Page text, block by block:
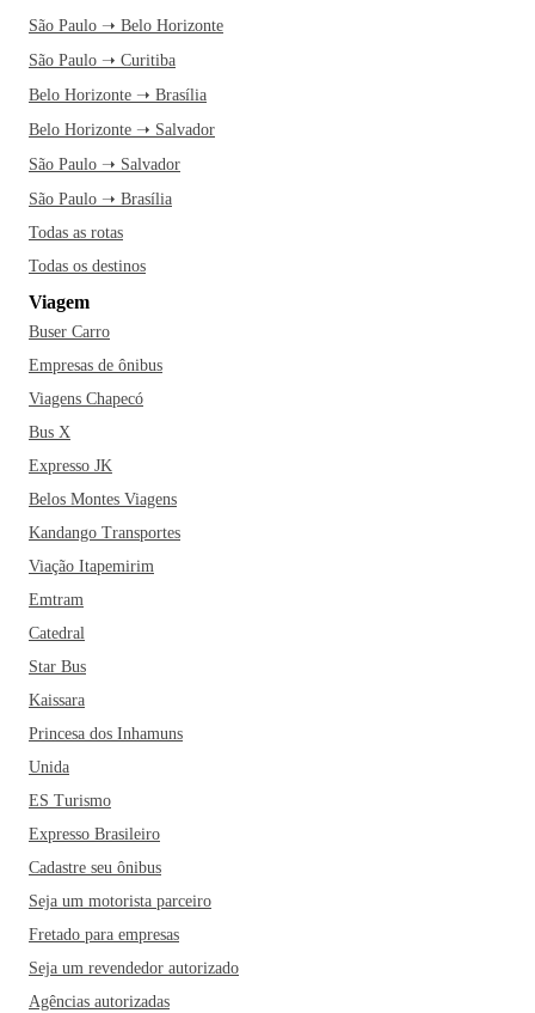
São Paulo ➝ Belo Horizonte
São Paulo ➝ Curitiba
Belo Horizonte ➝ Brasília
Belo Horizonte ➝ Salvador
São Paulo ➝ Salvador
São Paulo ➝ Brasília
Todas as rotas
Todas os destinos
Viagem
Buser Carro
Empresas de ônibus
Viagens Chapecó
Bus X
Expresso JK
Belos Montes Viagens
Kandango Transportes
Viação Itapemirim
Emtram
Catedral
Star Bus
Kaissara
Princesa dos Inhamuns
Unida
ES Turismo
Expresso Brasileiro
Cadastre seu ônibus
Seja um motorista parceiro
Fretado para empresas
Seja um revendedor autorizado
Agências autorizadas